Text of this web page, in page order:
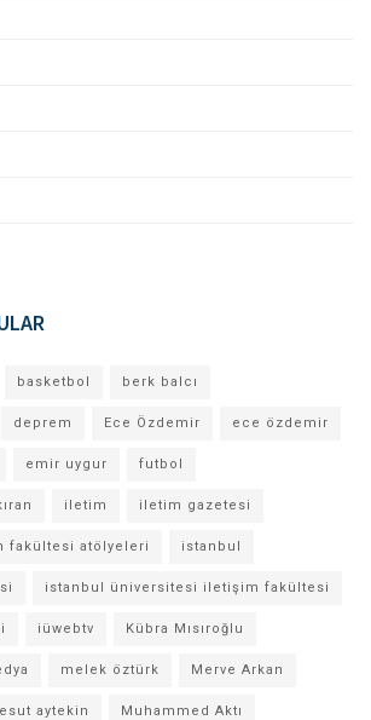
basketbol berk balcı
deprem Ece Özdemir ece özdemir
emir uygur futbol
iletim iletim gazetesi
fakültesi atölyeleri istanbul
istanbul üniversitesi iletişim fakültesi
iüwebtv Kübra Mısıroğlu
melek öztürk Merve Arkan
aytekin Muhammed Aktı